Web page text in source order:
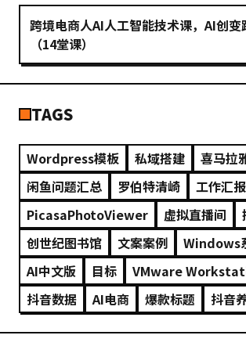
跨境电商人AI人工智能技术课，AI创
（14堂课）
TAGS
Wordpress模板 私域搭建 喜马拉
闲鱼问题汇总
罗伯特清崎
工作汇
PicasaPhotoViewer
虚拟直播间
创世纪图书馆
文案案例
Windows
AI中文版
目标
VMware
抖音数据
AI电商 爆款标题 抖音